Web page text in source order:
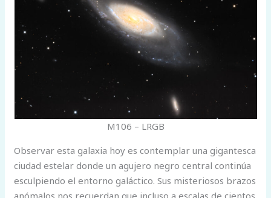
M106 – LRGB
Observar esta galaxia hoy es contemplar una gigantesca
ciudad estelar donde un agujero negro central continúa
esculpiendo el entorno galáctico. Sus misteriosos brazos
anómalos nos recuerdan que incluso a escalas de cientos